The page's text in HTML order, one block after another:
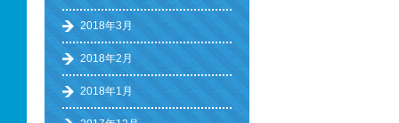
2018年3月
2018年2月
2018年1月